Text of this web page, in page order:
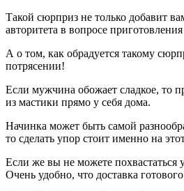
Такой сюрприз не только добавит
авторитета в вопросе
А о том, как обрадуется такому
потрясении!
Если мужчина обожает сладкое, то
из мастики прямо у себя дома.
Начинка может быть самой
то сделать упор стоит именно на
Если же вы не можете похвастаться
Очень удобно, что доставка